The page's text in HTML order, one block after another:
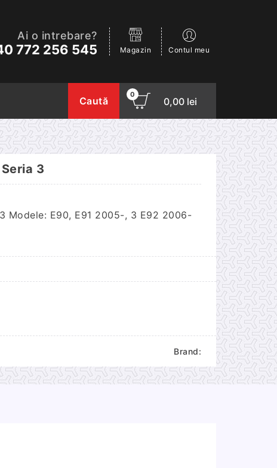
Ai o intrebare?
772 256 545 Magazin Contul meu
Caută
0
0,00 lei
3
Modele: E90, E91 2005-, 3 E92 2006-
Brand: